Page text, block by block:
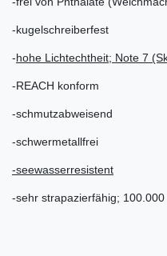
-kugelschreiberfest
-hohe Lichtechtheit; Note 7
-REACH konform
-schmutzabweisend
-schwermetallfrei
-seewasserresistent
-sehr strapazierfähig;